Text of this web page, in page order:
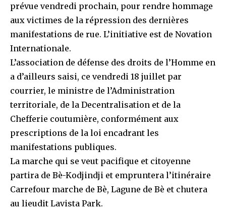
prévue vendredi prochain, pour rendre hommage
aux victimes de la répression des dernières
manifestations de rue. L’initiative est de Novation
Internationale.
L’association de défense des droits de l’Homme en
a d’ailleurs saisi, ce vendredi 18 juillet par
courrier, le ministre de l’Administration
territoriale, de la Decentralisation et de la
Chefferie coutumière, conformément aux
prescriptions de la loi encadrant les
manifestations publiques.
La marche qui se veut pacifique et citoyenne
partira de Bè-Kodjindji et empruntera l’itinéraire
Carrefour marche de Bè, Lagune de Bè et chutera
au lieudit Lavista Park.